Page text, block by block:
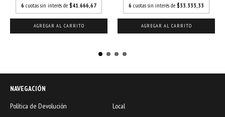
6 cuotas sin interés de $41.666,67 6 cuotas sin interés de $33.333,33
NAVEGACIÓN
Política de Devolución
Local